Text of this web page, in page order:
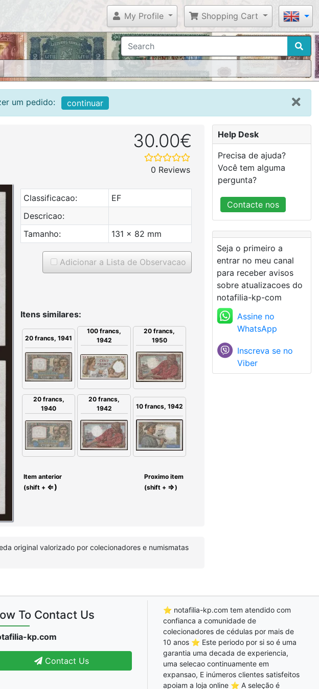
My Profile Shopping Cart
um pedido: continuar
30.00€
0 Reviews
Classificacao:
EF
Descricao:
Tamanho:
131 x 82 mm
Adicionar a Lista de Observacao
Itens similares:
20 francs, 1941
100 francs,
1942
20 francs,
1950
20 francs,
1940
20 francs,
1942
10 francs, 1942
Item anterior
(shift + ⇐)
Proximo item
(shift + ⇒)
original valorizado por colecionadores e numismatas
Help Desk
Precisa de ajuda?
Você tem alguma
pergunta?
Contacte nos
Seja o primeiro a
entrar no meu canal
para receber avisos
sobre atualizacoes do
notafilia-kp-com
Assine no
WhatsApp
Inscreva se no
Viber
To Contact Us
kp.com
Contact Us
⭐ notafilia-kp.com tem atendido com
confianca a comunidade de
colecionadores de cédulas por mais de
10 anos ⭐ Este periodo por si so é uma
garantia uma decada de experiencia,
uma selecao continuamente em
expansao, E inúmeros clientes satisfeitos
apoiam a loja online ⭐ A seleção é